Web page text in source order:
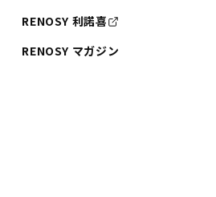
RENOSY 利諾喜
RENOSY マガジン